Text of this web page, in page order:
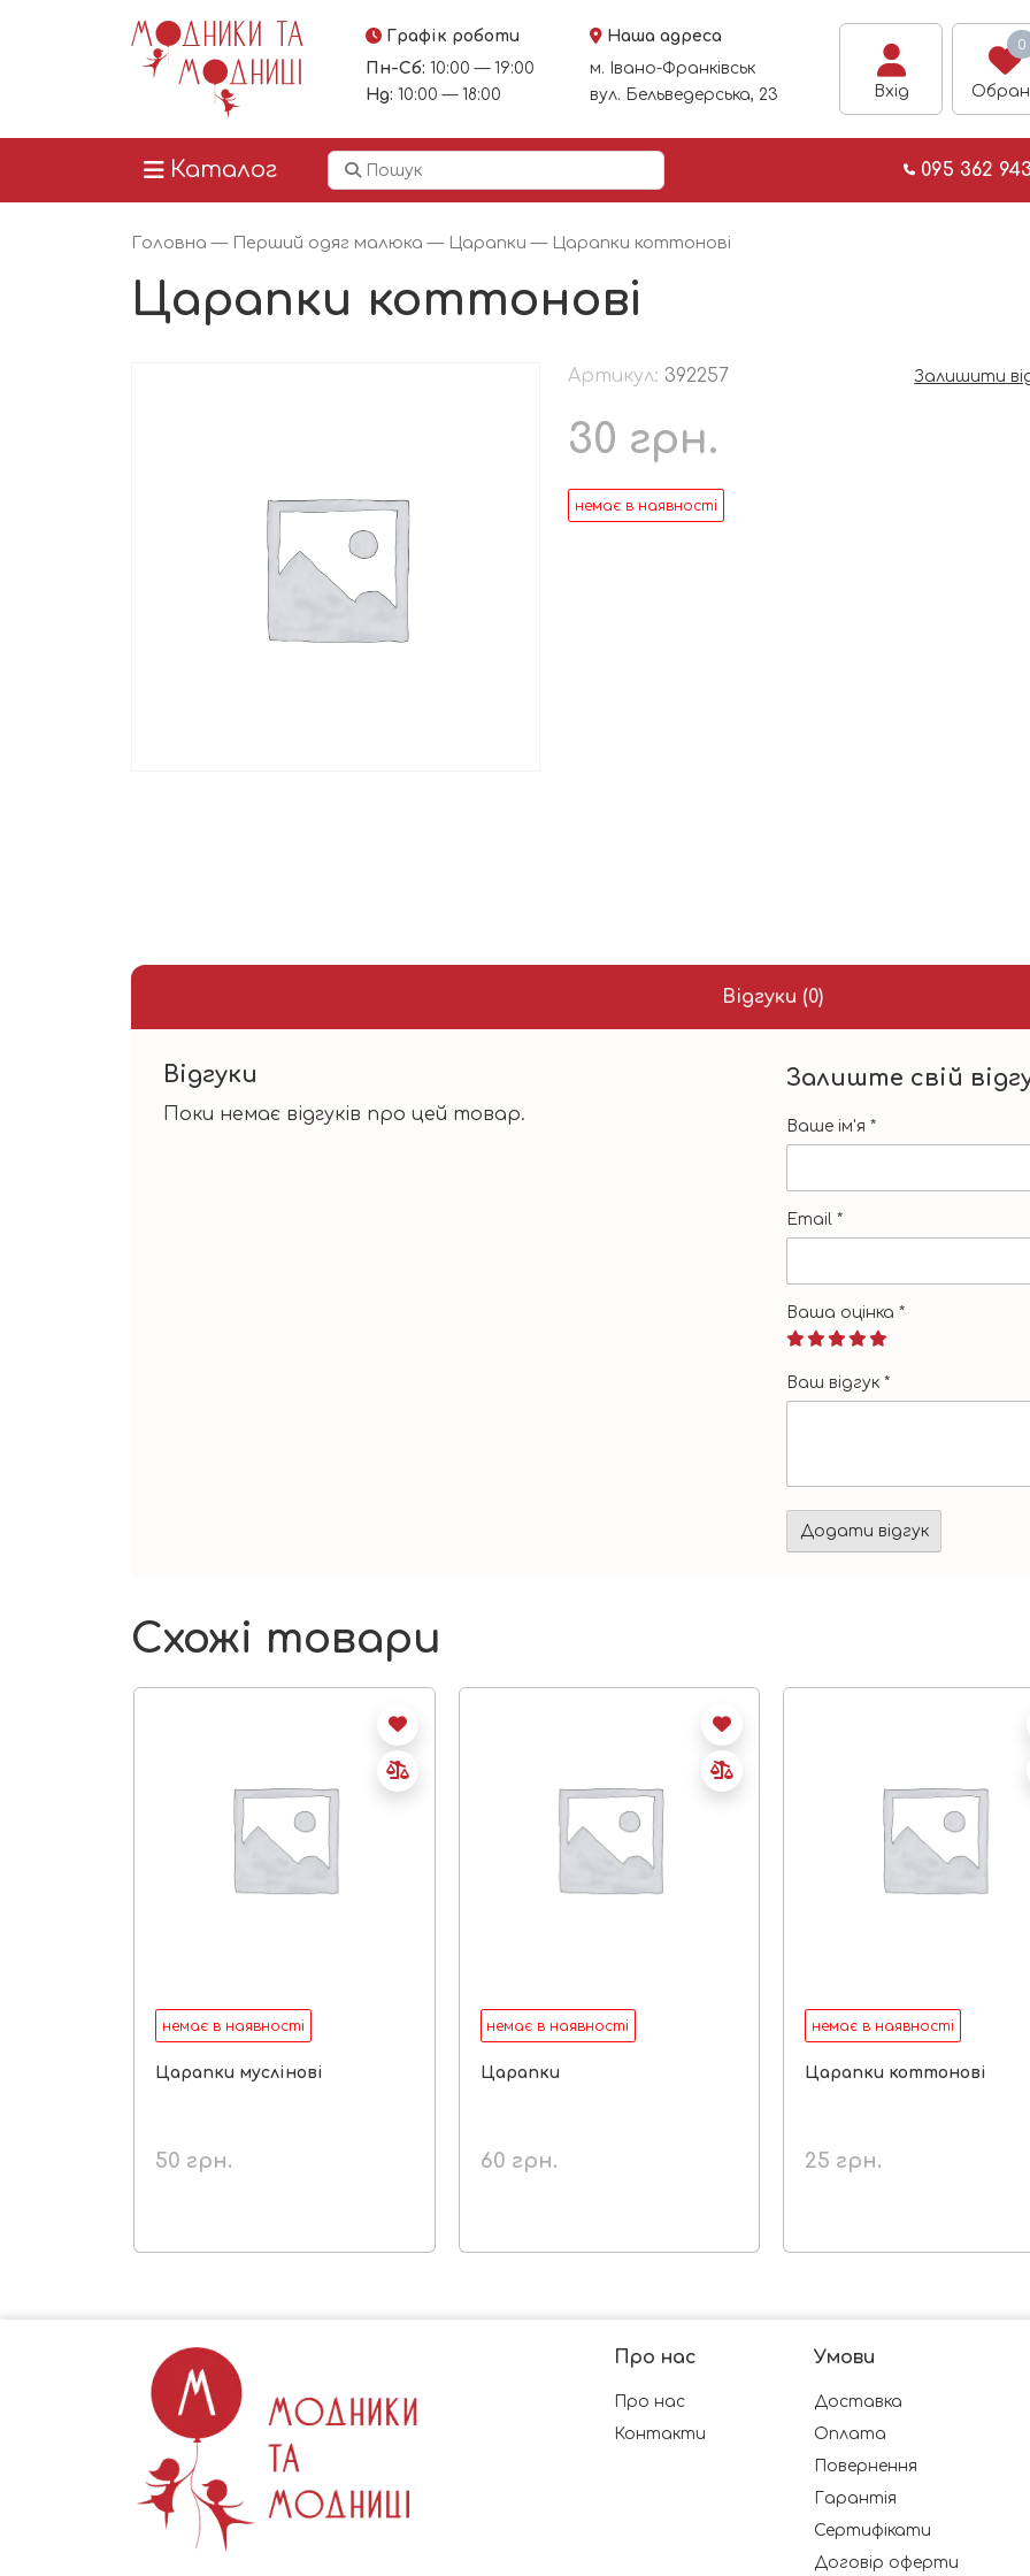
Графік роботи
Пн-Сб: 10:00 — 19:00
Нд: 10:00 — 18:00
Наша адреса
м. Івано-Франківськ
вул. Бельведерська, 23
Вхід
0
Каталог 095 362
Головна — Перший одяг малюка — Царапки — Царапки коттонові
Царапки коттонові
Артикул: 392257 Залишити
30 грн.
немає в наявності
Відгуки (0)
Відгуки
Поки немає відгуків про цей товар.
Залиште свій
Ваше ім'я *
Email *
Ваша оцінка *
Ваш відгук *
Схожі товари
немає в наявності
Царапки муслінові
50 грн.
немає в наявності
Царапки
60 грн.
немає в наявності
Царапки коттонові
25 грн.
Про нас
Про нас
Контакти
Умови
Доставка
Оплата
Повернення
Гарантія
Сертифікати
Договір оферти